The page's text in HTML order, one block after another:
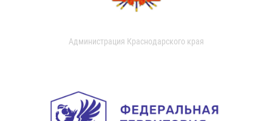
Администрация Краснодарского края